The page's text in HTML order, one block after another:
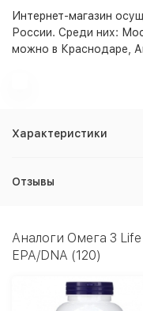
Интернет-магазин
России. Среди них:
можно в Краснодаре,
Характеристики
Отзывы
Аналоги Омега 3
EPA/DNA (120)